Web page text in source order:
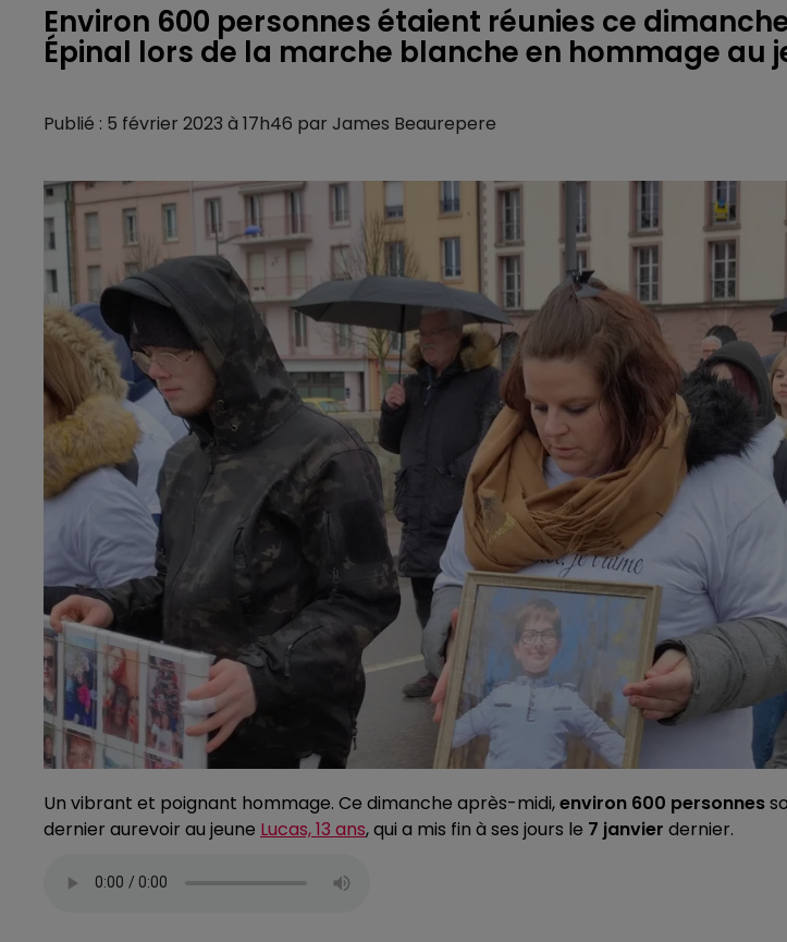
Environ 600 personnes étaient réunies ce
Épinal lors de la marche blanche en hommage au
Publié : 5 février 2023 à 17h46 par James Beaurepere
Un vibrant et poignant hommage. Ce dimanche après-midi,environ 600 personnes
dernier aurevoir au jeune Lucas, 13 ans, qui a mis fin à ses jours le 7 janvier dernier.